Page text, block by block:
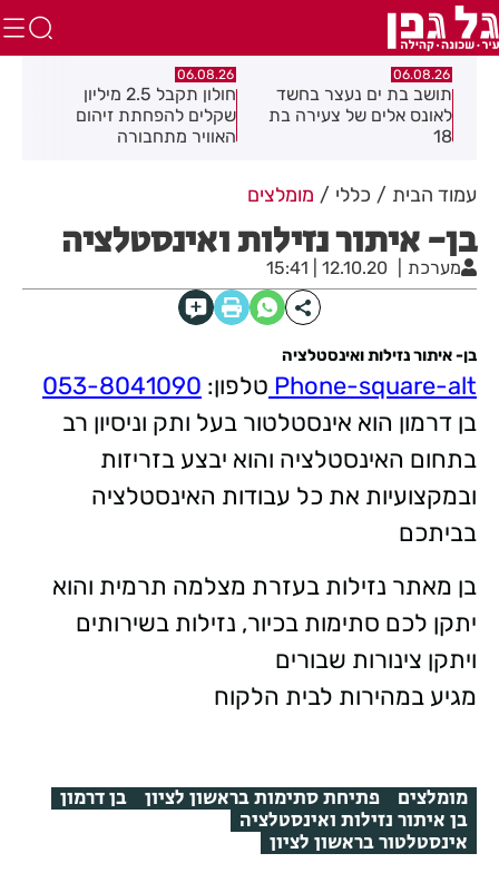
06.08.26
תושב בת ים נעצר בחשד
לאונס אלים של צעירה בת
18
06.08.26
חולון תקבל 2.5 מיליון
שקלים להפחתת זיהום
האוויר מתחבורה
עמוד הבית כללי מומלצים
בן- איתור נזילות ואינסטלציה
מערכת 12.10.20 | 15:41
בן- איתור נזילות ואינסטלציה
Phone-square-alt טלפון: 053-8041090
בן דרמון הוא אינסטלטור בעל ותק וניסיון רב
בתחום האינסטלציה והוא יבצע בזריזות
ובמקצועיות את כל עבודות האינסטלציה
בביתכם
בן מאתר נזילות בעזרת מצלמה תרמית והוא
יתקן לכם סתימות בכיור, נזילות בשירותים
ויתקן צינורות שבורים
מגיע במהירות לבית הלקוח
מומלצים פתיחת סתימות בראשון לציון בן דרמון
בן איתור נזילות ואינסטלציה
אינסטלטור בראשון לציון